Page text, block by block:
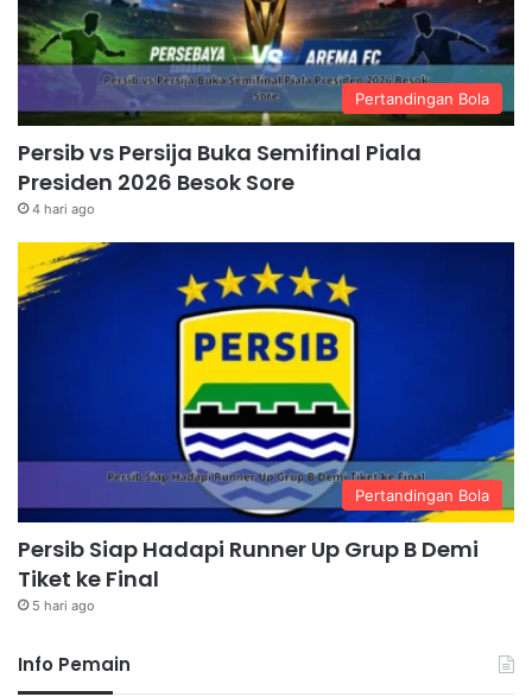
Pertandingan Bola
Persib vs Persija Buka Semifinal Piala
Presiden 2026 Besok Sore
4 hari ago
Pertandingan Bola
Persib Siap Hadapi Runner Up Grup B Demi
Tiket ke Final
5 hari ago
Info Pemain